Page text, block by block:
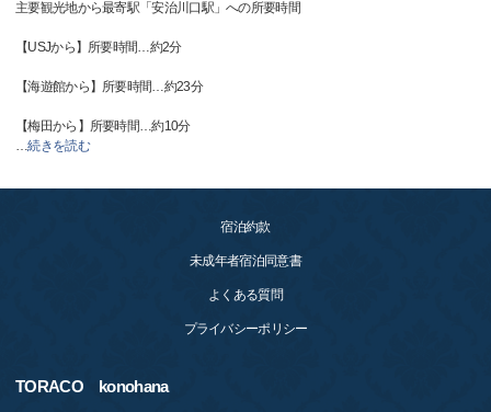
主要観光地から最寄駅「安治川口駅」への所要時間
【USJから】所要時間…約2分
【海遊館から】所要時間…約23分
【梅田から】所要時間…約10分
…続きを読む
宿泊約款
未成年者宿泊同意書
よくある質問
プライバシーポリシー
TORACO konohana